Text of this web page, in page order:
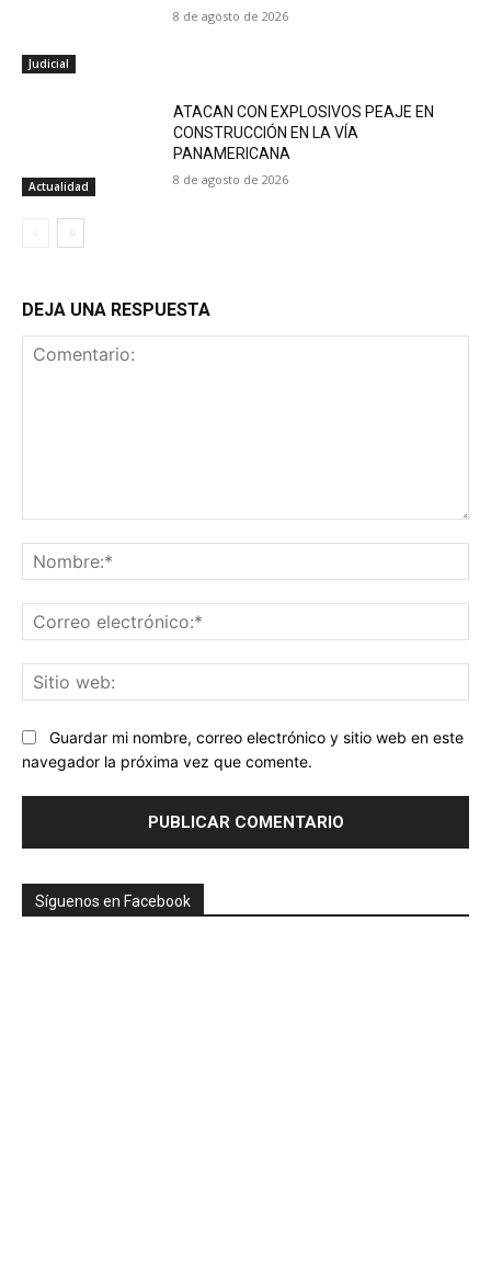
Judicial
8 de agosto de 2026
Actualidad
ATACAN CON EXPLOSIVOS PEAJE EN
CONSTRUCCIÓN EN LA VÍA
PANAMERICANA
8 de agosto de 2026
DEJA UNA RESPUESTA
Guardar mi nombre, correo electrónico y sitio web en este
navegador la próxima vez que comente.
Síguenos en Facebook